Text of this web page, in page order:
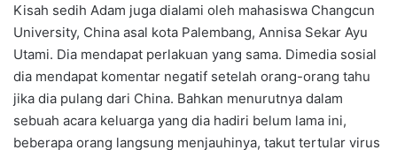
Kisah sedih Adam juga dialami oleh mahasiswa Changcun
University, China asal kota Palembang, Annisa Sekar Ayu
Utami. Dia mendapat perlakuan yang sama. Dimedia sosial
dia mendapat komentar negatif setelah orang-orang tahu
jika dia pulang dari China. Bahkan menurutnya dalam
sebuah acara keluarga yang dia hadiri belum lama ini,
beberapa orang langsung menjauhinya, takut tertular virus